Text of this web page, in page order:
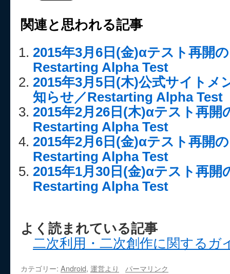
関連と思われる記事
2015年3月6日(金)αテスト再開
Restarting Alpha Test
2015年3月5日(木)公式サイトメ
知らせ／Restarting Alpha Test
2015年2月26日(木)αテスト再開
Restarting Alpha Test
2015年2月6日(金)αテスト再開
Restarting Alpha Test
2015年1月30日(金)αテスト再開
Restarting Alpha Test
よく読まれている記事
二次利用・二次創作に関するガ
カテゴリー: Android, 運営より
パーマリンク